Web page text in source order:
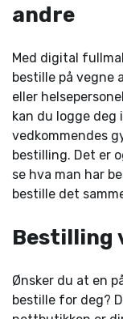
andre
Med digital
bestille på vegne
eller
kan du logge deg
vedkommendes
bestilling. Det er
se hva man har
bestille det
Bestilling
Ønsker du at en
bestille for deg?